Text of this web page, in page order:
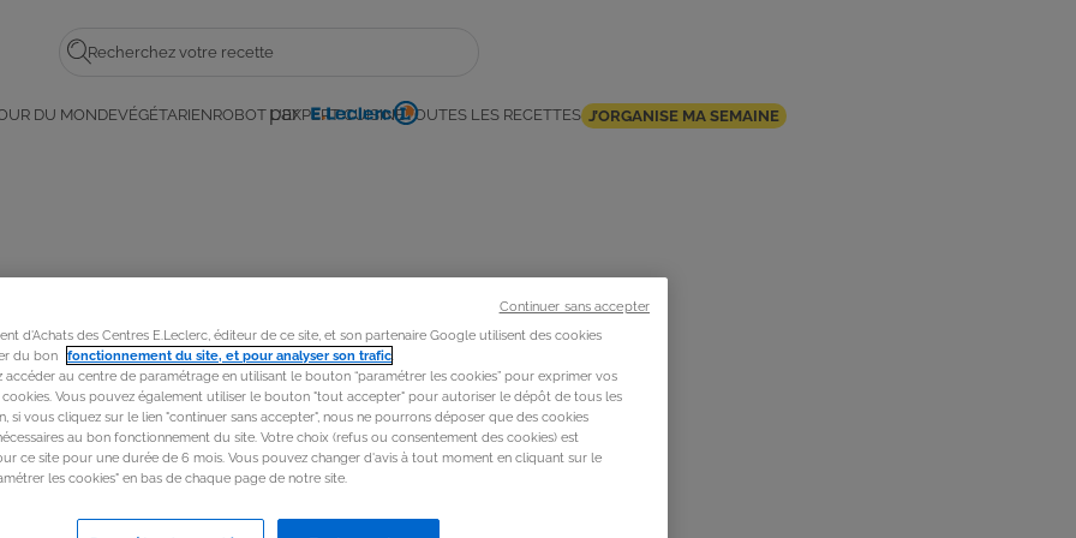
Rechercher
par
E.
DU MONDEVÉGÉTARIENROBOT L'EXPERT CUISINETOUTES LES RECETTES J’ORGANISE MA SEMAINE
d'Achats des Centres E.Leclerc, éditeur de ce site, et son partenaire Google utilisent des cookies
du bon fonctionnement du site, et pour analyser son trafic.
accéder au centre de paramétrage en utilisant le bouton “paramétrer les cookies” pour exprimer vos
cookies. Vous pouvez également utiliser le bouton "tout accepter" pour autoriser le dépôt de tous les
si vous cliquez sur le lien "continuer sans accepter", nous ne pourrons déposer que des cookies
au bon fonctionnement du site. Votre choix (refus ou consentement des cookies) est
ce site pour une durée de 6 mois. Vous pouvez changer d'avis à tout moment en cliquant sur le
les cookies" en bas de chaque page de notre site.
Continuer sans accepter